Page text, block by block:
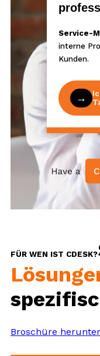
Service-
interne
Kunden.
FÜR WEN IST CDESK?
Broschüre